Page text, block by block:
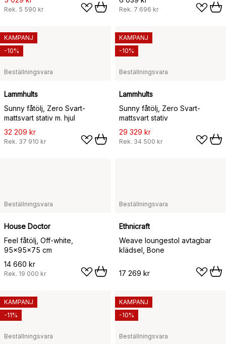
Rek. 5 590 kr Rek. 7 696 kr
Beställningsvara
Lammhults
Sunny fåtölj, Zero Svart-
mattsvart stativ m. hjul
32 209 kr
Rek. 37 910 kr
KAMPANJ
-10%
Beställningsvara
Lammhults
Sunny fåtölj, Zero Svart-
mattsvart stativ
29 329 kr
Rek. 34 500 kr
KAMPANJ
-10%
Beställningsvara
House Doctor
Feel fåtölj, Off-white,
95x95x75 cm
14 660 kr
Rek. 19 000 kr
Beställningsvara
Ethnicraft
Weave loungestol avtagbar
klädsel, Bone
17 269 kr
Beställningsvara
KAMPANJ
-11%
Beställningsvara
KAMPANJ
-10%